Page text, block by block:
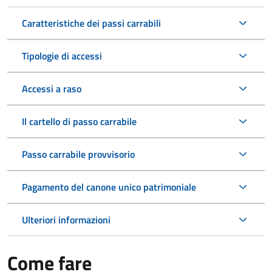
Caratteristiche dei passi carrabili
Tipologie di accessi
Accessi a raso
Il cartello di passo carrabile
Passo carrabile provvisorio
Pagamento del canone unico patrimoniale
Ulteriori informazioni
Come fare